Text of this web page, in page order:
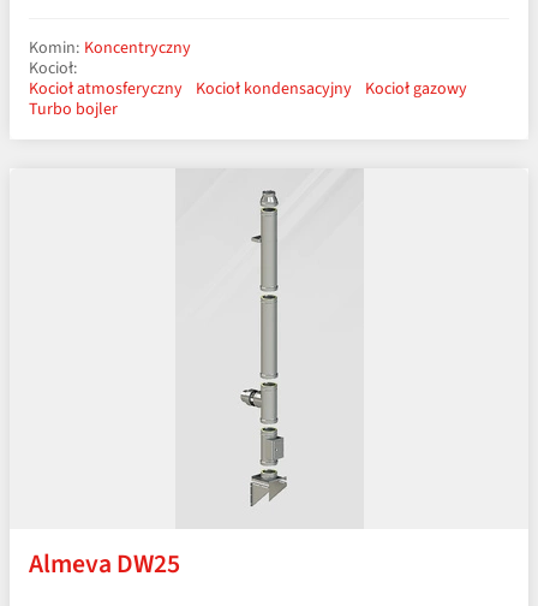
Komin: Koncentryczny
Kocioł:
Kocioł atmosferyczny Kocioł kondensacyjny Kocioł gazowy
Turbo bojler
Almeva DW25